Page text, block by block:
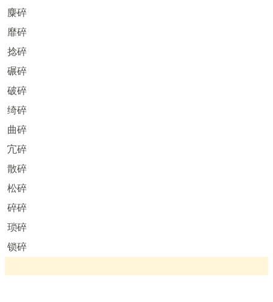
麋碎
靡碎
捻碎
碾碎
破碎
绮碎
曲碎
宂碎
散碎
松碎
碎碎
琐碎
锁碎